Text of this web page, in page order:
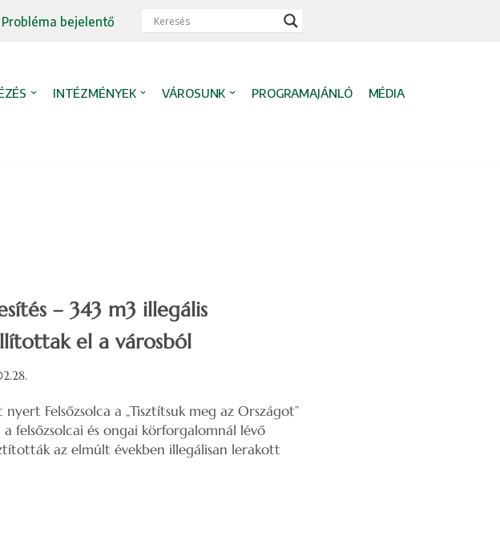
Probléma bejelentő
INTÉZMÉNYEK VÁROSUNK PROGRAMAJÁNLÓ
MÉDIA
– 343 m3 illegális
el a városból
Felsőzsolca a „Tisztítsuk meg az Országot”
felsőzsolcai és ongai körforgalomnál lévő
az elmúlt években illegálisan lerakott